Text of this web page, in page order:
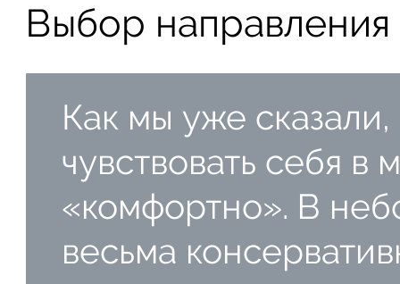
Выбор направления
Как мы уже
чувствовать себя в
«комфортно». В
весьма